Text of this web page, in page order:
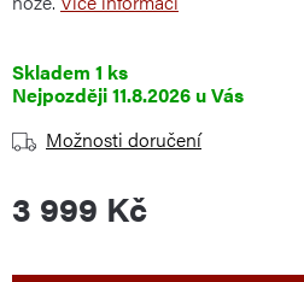
Skladem 1 ks
11.8.2026
Možnosti doručení
3 999 Kč